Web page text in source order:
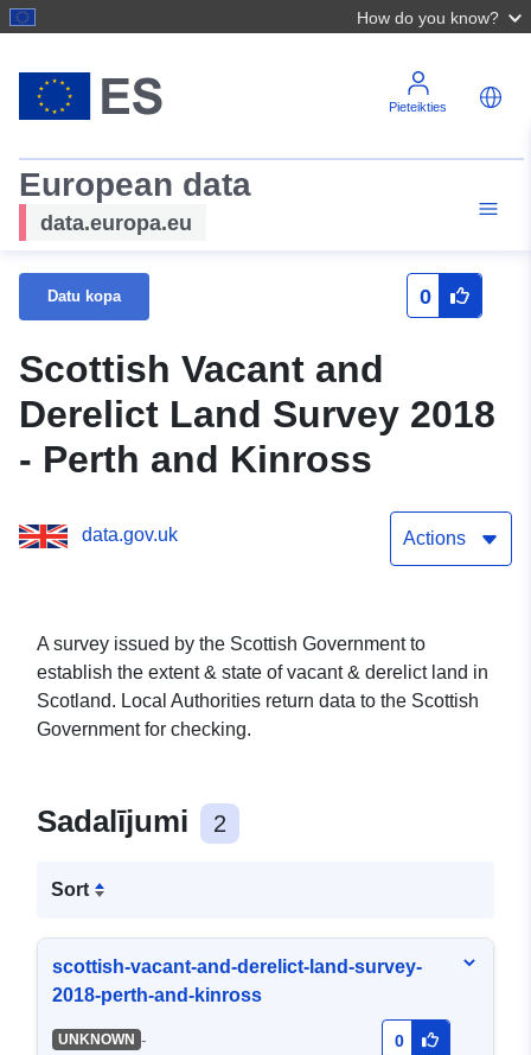
How do you know?
Pieteikties
European data
data.europa.eu
Datu kopa 0
Scottish Vacant and
Derelict Land Survey 2018
- Perth and Kinross
data.gov.uk Actions
A survey issued by the Scottish Government to
establish the extent & state of vacant & derelict land in
Scotland. Local Authorities return data to the Scottish
Government for checking.
Sadalījumi 2
Sort
scottish-vacant-and-derelict-land-survey-
2018-perth-and-kinross
UNKNOWN - 0